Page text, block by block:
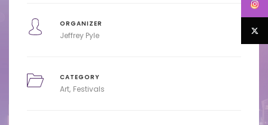
ORGANIZER
Jeffrey Pyle
CATEGORY
Art Festivals